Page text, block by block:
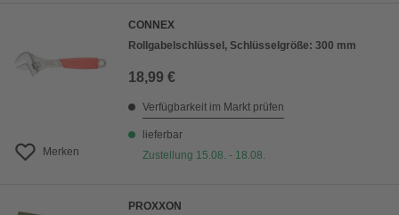
Merken
CONNEX
Rollgabelschlüssel, Schlüsselgröße: 300 mm
18,99 €
Verfügbarkeit im Markt prüfen
lieferbar
Zustellung 15.08. - 18.08.
PROXXON